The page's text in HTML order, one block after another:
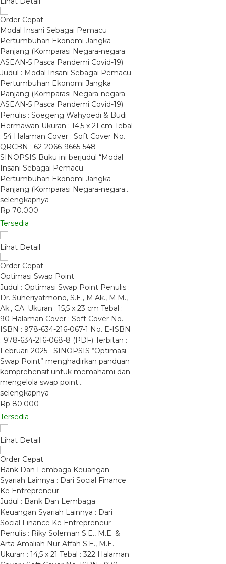
Order Cepat
Modal Insani Sebagai Pemacu
Pertumbuhan Ekonomi Jangka
Panjang (Komparasi Negara-negara
ASEAN-5 Pasca Pandemi Covid-19)
Judul : Modal Insani Sebagai Pemacu
Pertumbuhan Ekonomi Jangka
Panjang (Komparasi Negara-negara
ASEAN-5 Pasca Pandemi Covid-19)
Penulis : Soegeng Wahyoedi & Budi
Hermawan Ukuran : 14,5 x 21 cm Tebal
: 54 Halaman Cover : Soft Cover No.
QRCBN : 62-2066-9665-548
SINOPSIS Buku ini berjudul “Modal
Insani Sebagai Pemacu
Pertumbuhan Ekonomi Jangka
Panjang (Komparasi Negara-negara…
selengkapnya
Rp 70.000
Tersedia
Lihat Detail
Order Cepat
Optimasi Swap Point
Judul : Optimasi Swap Point Penulis :
Dr. Suheriyatmono, S.E., M.Ak., M.M.,
Ak., CA. Ukuran : 15,5 x 23 cm Tebal :
90 Halaman Cover : Soft Cover No.
ISBN : 978-634-216-067-1 No. E-ISBN
: 978-634-216-068-8 (PDF) Terbitan :
Februari 2025 SINOPSIS “Optimasi
Swap Point” menghadirkan panduan
komprehensif untuk memahami dan
mengelola swap point…
selengkapnya
Rp 80.000
Tersedia
Lihat Detail
Order Cepat
Bank Dan Lembaga Keuangan
Syariah Lainnya : Dari Social Finance
Ke Entrepreneur
Judul : Bank Dan Lembaga
Keuangan Syariah Lainnya : Dari
Social Finance Ke Entrepreneur
Penulis : Riky Soleman S.E., M.E. &
Arta Amaliah Nur Affah S.E., M.E.
Ukuran : 14,5 x 21 Tebal : 322 Halaman